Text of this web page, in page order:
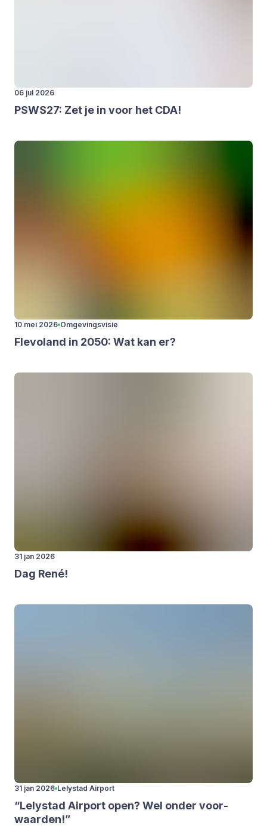
06 jul 2026
PSWS27: Zet je in voor het CDA!
10 mei 2026 Omgevingsvisie
Fle­vo­land in 2050: Wat kan er?
31 jan 2026
Dag René!
31 jan 2026 Lelystad Airport
“Lely­stad Air­port open? Wel onder voor­
waar­den!”